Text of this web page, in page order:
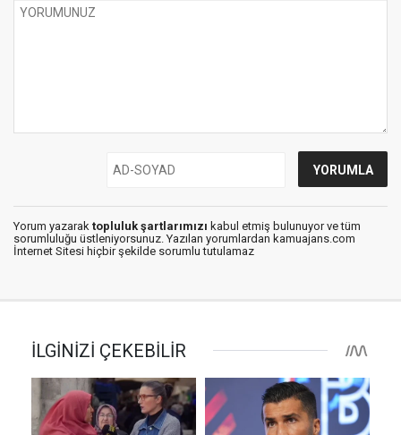
Yorum yazarak topluluk şartlarımızı kabul etmiş bulunuyor ve tüm
sorumluluğu üstleniyorsunuz. Yazılan yorumlardan kamuajans.com
İnternet Sitesi hiçbir şekilde sorumlu tutulamaz